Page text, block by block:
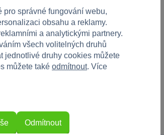
jak
správné fungování webu,
obsahu a reklamy.
a analytickými partnery.
všech volitelných druhů
jednotlivé druhy cookies můžete
můžete také odmítnout. Více
Odmítnout